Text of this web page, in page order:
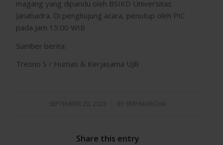
magang yang dipandu oleh BSIKD Universitas
Janabadra. Di penghujung acara, penutup oleh PIC
pada Jam 15:00 WIB
Sumber berita:
Tresno S / Humas & Kerjasama UJB
SEPTEMBER 20, 2023
/ BY ERRYMARICHA
Share this entry